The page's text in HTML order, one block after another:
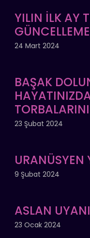
YILIN İLK AY
24 Mart 2024
BAŞAK
23 Şubat 2024
URANÜSYEN
9 Şubat 2024
ASLAN
23 Ocak 2024